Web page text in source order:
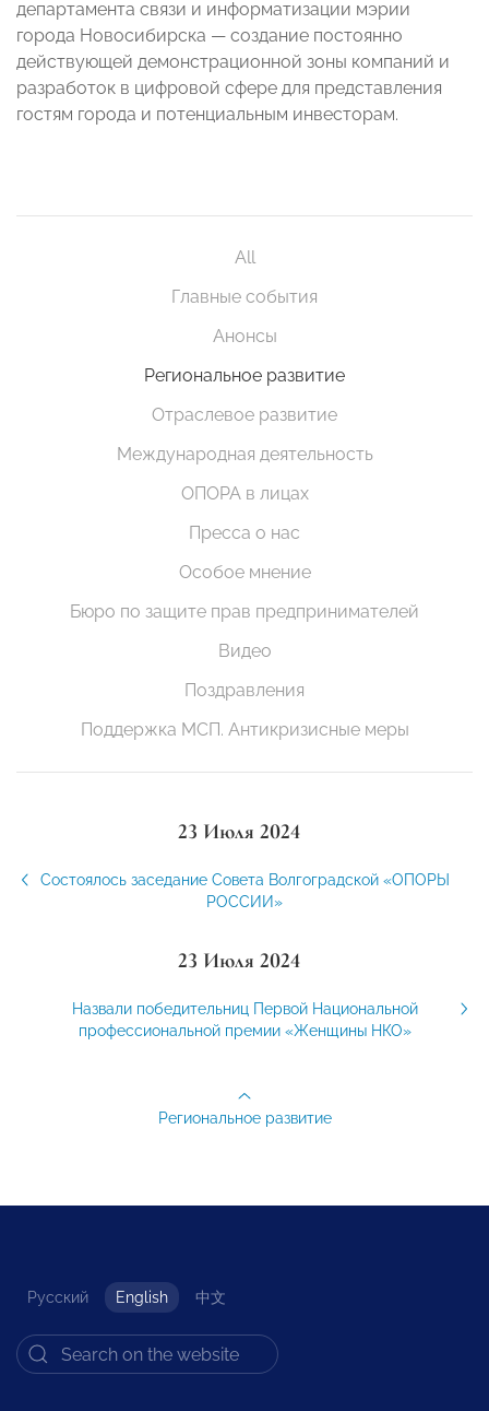
департамента связи и информатизации мэрии
города Новосибирска — создание постоянно
действующей демонстрационной зоны компаний и
разработок в цифровой сфере для представления
гостям города и потенциальным инвесторам.
All
Главные события
Анонсы
Региональное развитие
Отраслевое развитие
Международная деятельность
ОПОРА в лицах
Пресса о нас
Особое мнение
Бюро по защите прав предпринимателей
Видео
Поздравления
Поддержка МСП. Антикризисные меры
23 Июля 2024
Состоялось заседание Совета Волгоградской «ОПОРЫ
РОССИИ»
23 Июля 2024
Назвали победительниц Первой Национальной
профессиональной премии «Женщины НКО»
Региональное развитие
Русский English 中文